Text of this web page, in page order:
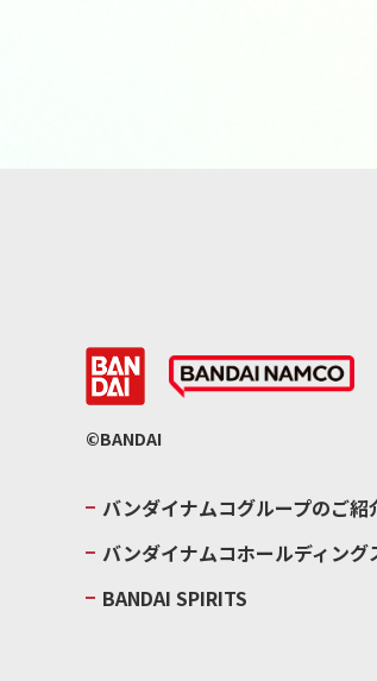
©BANDAI
バンダイナムコグループのご紹
バンダイナムコホールディング
BANDAI SPIRITS